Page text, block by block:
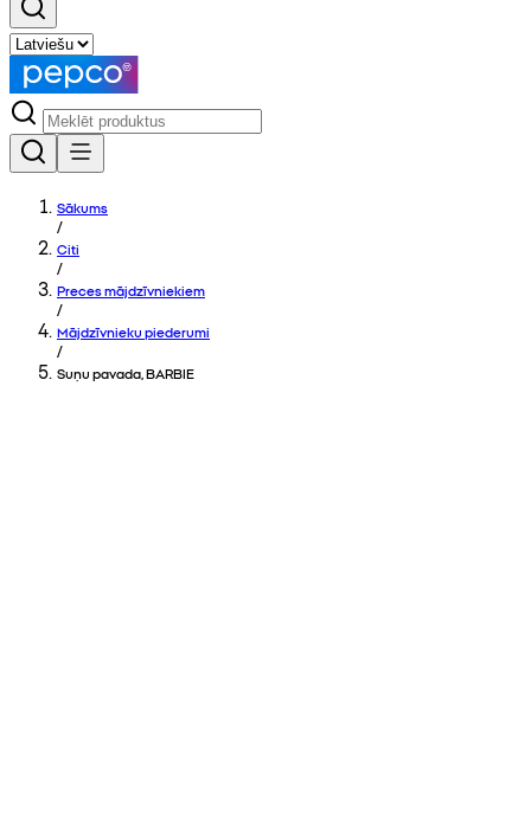
Sākums
/
Citi
/
Preces mājdzīvniekiem
/
Mājdzīvnieku piederumi
/
Suņu pavada, BARBIE